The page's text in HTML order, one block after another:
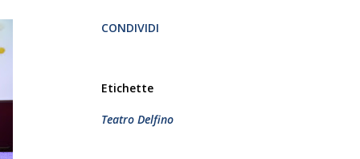
CONDIVIDI
Etichette
Teatro Delfino